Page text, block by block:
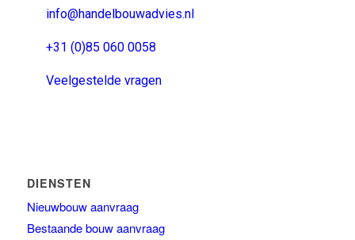
info@handelbouwadvies.nl
+31 (0)85 060 0058
Veelgestelde vragen
DIENSTEN
Nieuwbouw aanvraag
Bestaande bouw aanvraag